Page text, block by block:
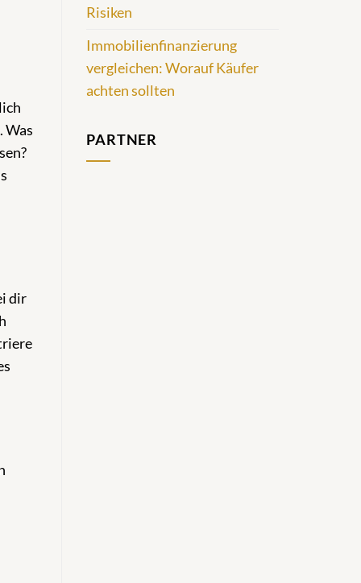
Was
dir
Risiken
Immobilienfinanzierung
vergleichen: Worauf Käufer
achten sollten
PARTNER